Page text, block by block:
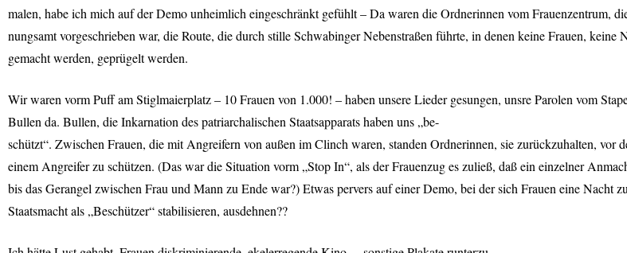
malen, habe ich mich auf der Demo unheimlich eingeschränkt gefühlt – Da waren die Ordnerinnen vom Frauenzentrum,
nungsamt vorgeschrieben war, die Route, die durch stille Schwabinger Nebenstraßen führte, in denen keine Frauen,
gemacht werden, geprügelt werden.
Wir waren vorm Puff am Stiglmaierplatz – 10 Frauen von 1.000! – haben unsere Lieder gesungen, unsre Parolen vom
Bullen da. Bullen, die Inkarnation des patriarchalischen Staatsapparats haben uns „be-
schützt“. Zwischen Frauen, die mit Angreifern von außen im Clinch waren, standen Ordnerinnen, sie zurückzuhalten, vor
einem Angreifer zu schützen. (Das war die Situation vorm „Stop In“, als der Frauenzug es zuließ, daß ein einzelner
bis das Gerangel zwischen Frau und Mann zu Ende war?) Etwas pervers auf einer Demo, bei der sich Frauen eine Nacht
Staatsmacht als „Beschützer“ stabilisieren, ausdehnen??